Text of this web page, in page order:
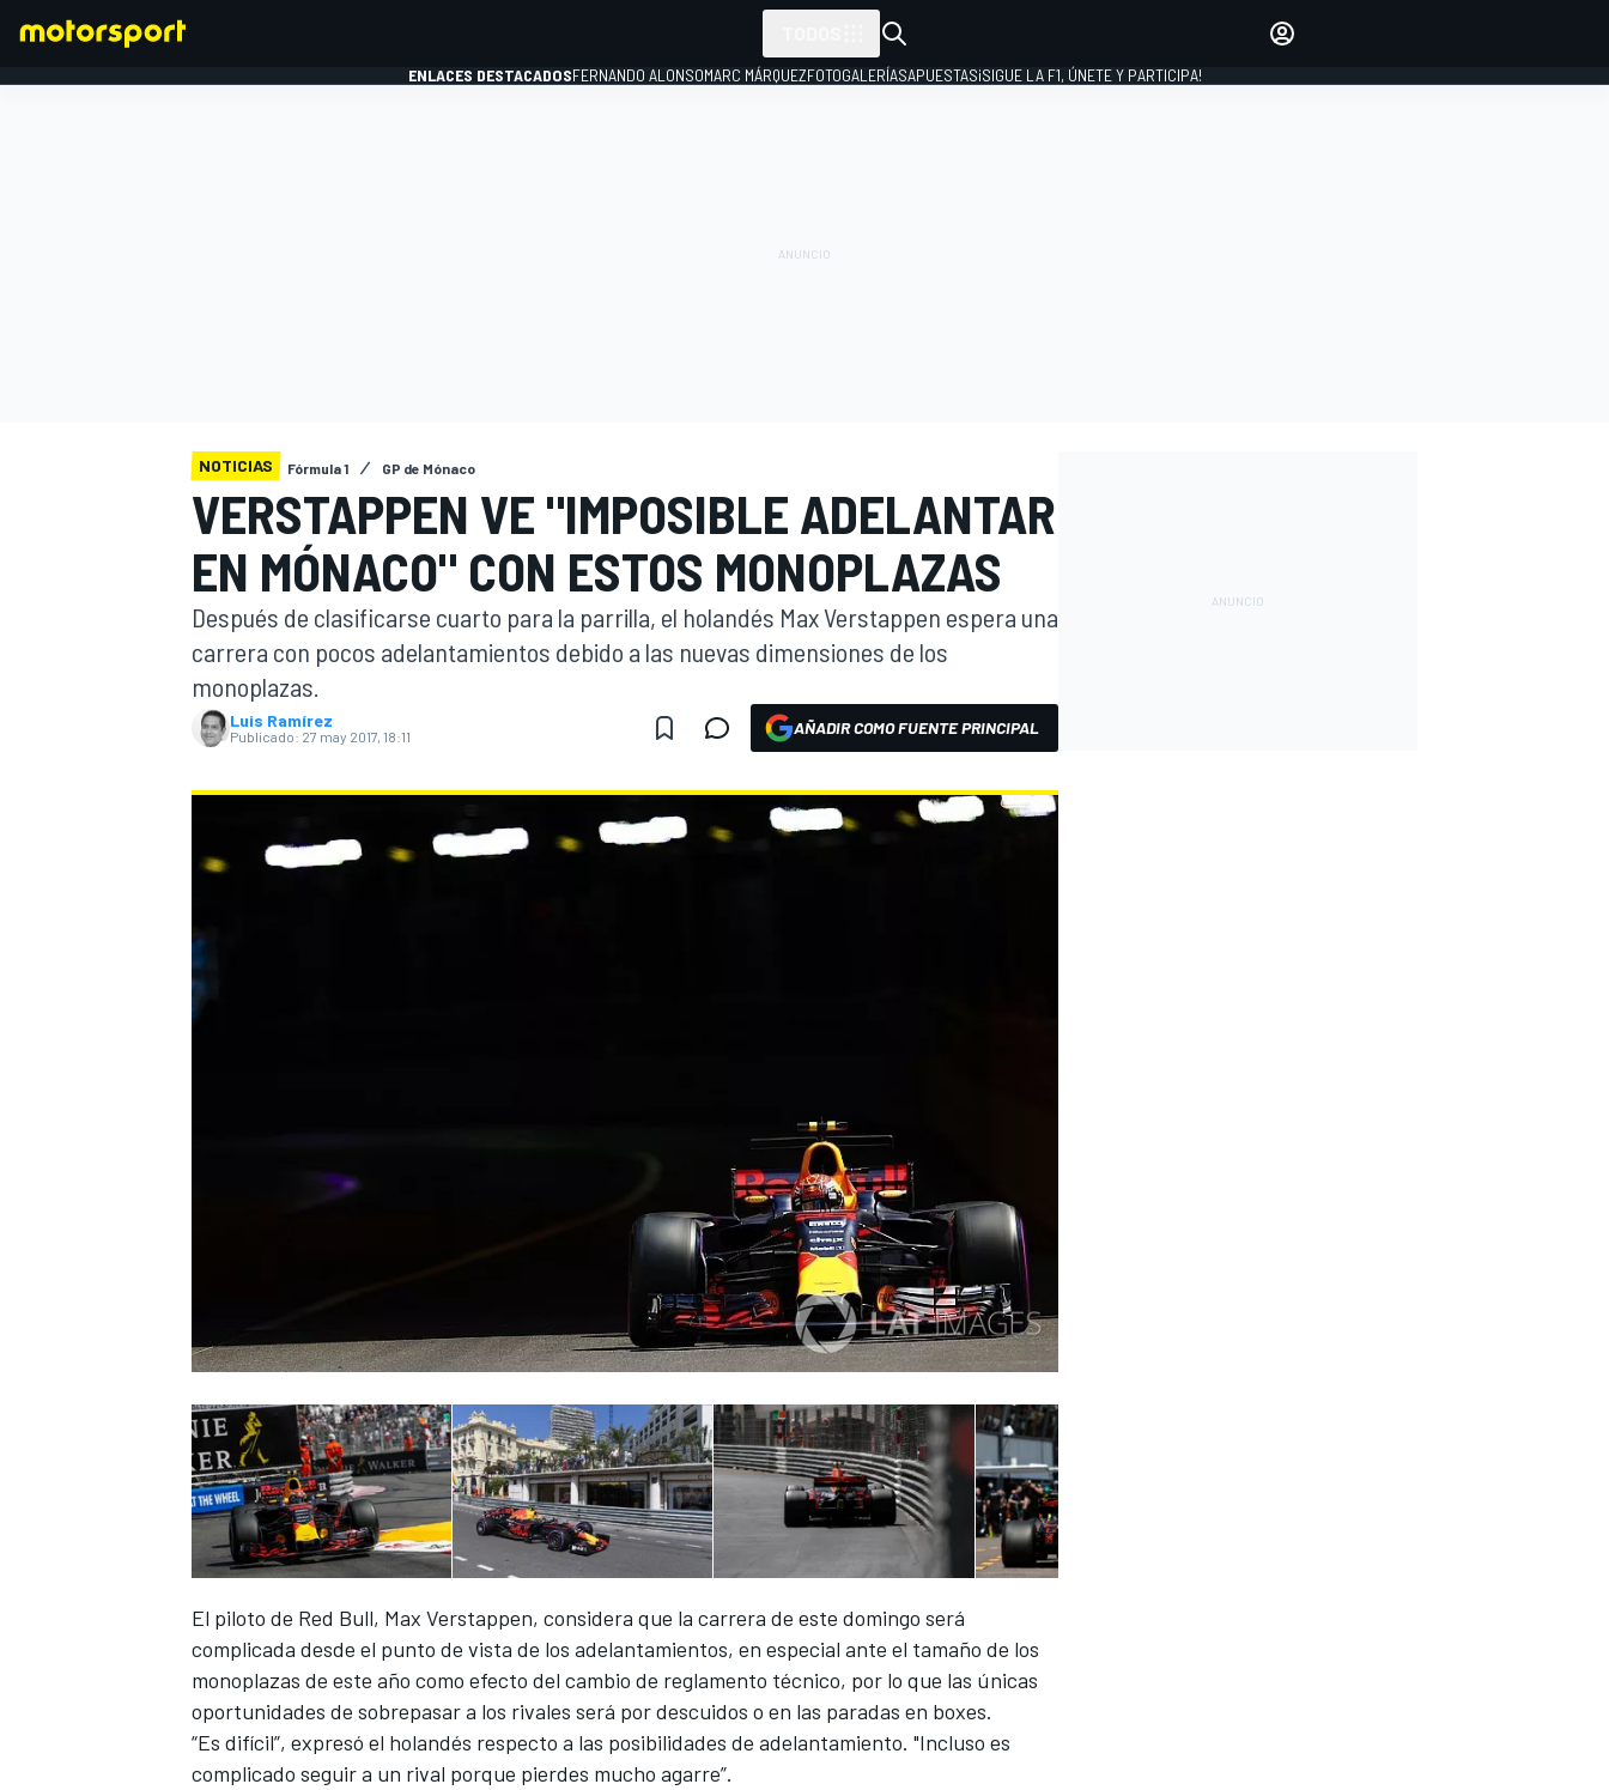
ENLACES DESTACADOSFERNANDO ALONSOMARC MÁRQUEZFOTOGALERÍASAPUESTAS¡SIGUE LA F1, ÚNETE Y PARTICIPA!
NOTICIAS Fórmula 1 GP de Mónaco
VERSTAPPEN VE "IMPOSIBLE ADELANTAR
EN MÓNACO" CON ESTOS MONOPLAZAS
Después de clasificarse cuarto para la parrilla, el holandés Max Verstappen espera una
carrera con pocos adelantamientos debido a las nuevas dimensiones de los
monoplazas.
Luis Ramírez
Publicado: 27 may 2017, 18:11 AÑADIR COMO FUENTE PRINCIPAL
El piloto de Red Bull, Max Verstappen, considera que la carrera de este domingo será
complicada desde el punto de vista de los adelantamientos, en especial ante el tamaño de los
monoplazas de este año como efecto del cambio de reglamento técnico, por lo que las únicas
oportunidades de sobrepasar a los rivales será por descuidos o en las paradas en boxes.
“Es difícil”, expresó el holandés respecto a las posibilidades de adelantamiento. "Incluso es
complicado seguir a un rival porque pierdes mucho agarre”.